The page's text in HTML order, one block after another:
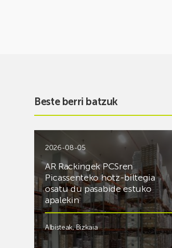
Beste berri batzuk
2026-08-05
AR Rackingek PCSren
Picassenteko hotz-biltegia
osatu du pasabide estuko
apalekin
Albisteak,Bizkaia